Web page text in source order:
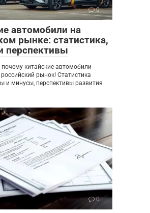
0
автомобили на
рынке: статистика,
перспективы
почему китайские автомобили
рынок! Статистика
и минусы, перспективы развития
0